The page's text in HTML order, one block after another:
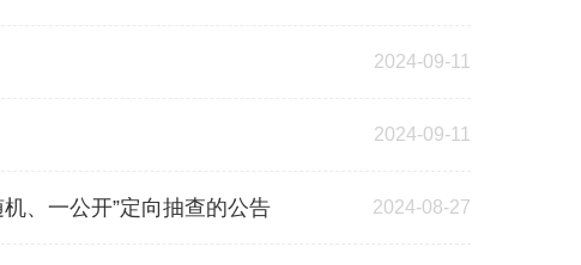
2024-09-11
2024-09-11
、一公开”定向抽查的公告 2024-08-27